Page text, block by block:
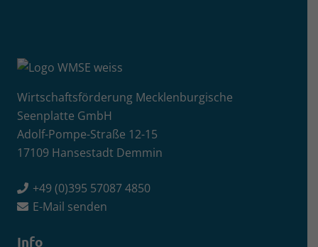
Wirtschaftsförderung Mecklenburgische
Seenplatte GmbH
Adolf-Pompe-Straße 12-15
17109 Hansestadt Demmin
+49 (0)395 57087 4850
E-Mail senden
Info